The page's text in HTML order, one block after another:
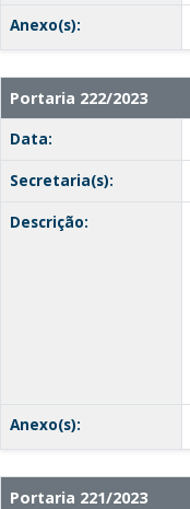
Anexo(s):
Portaria 222/2023
Data:
Secretaria(s):
Descrição:
Anexo(s):
Portaria 221/2023